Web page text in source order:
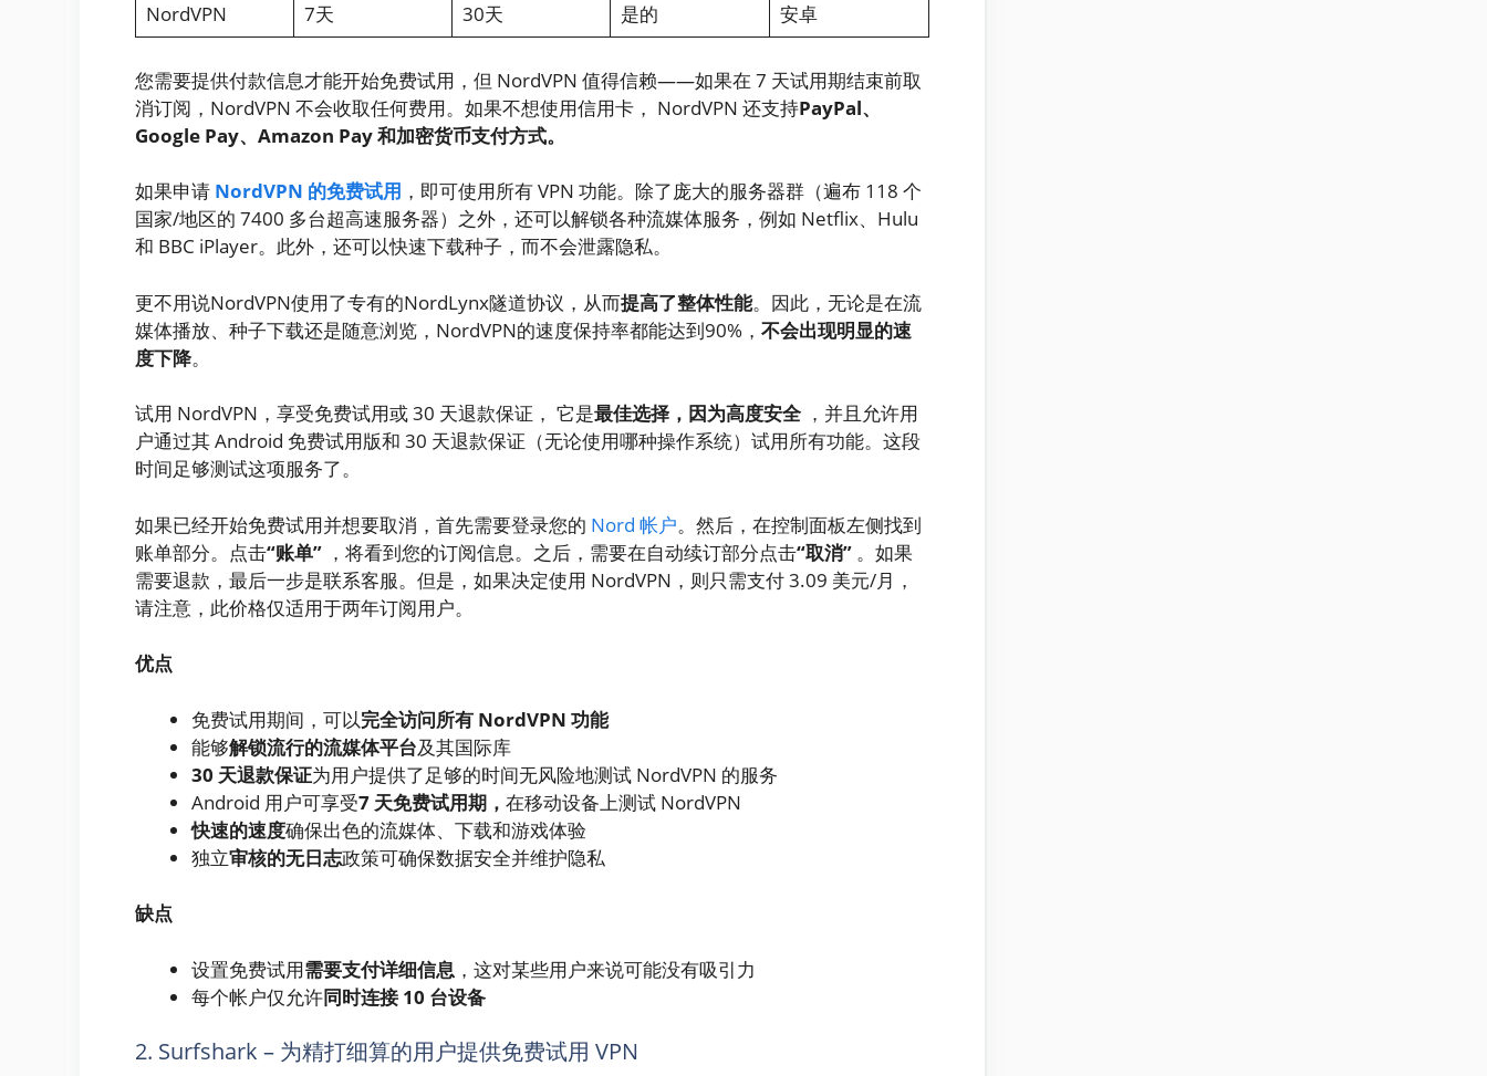
NordVPN 7天 30天 是的 安卓
您需要提供付款信息才能开始免费试用，但 NordVPN 值得信赖——如果在 7 天试用期结束前取
消订阅，NordVPN 不会收取任何费用。如果不想使用信用卡， NordVPN 还支持PayPal、
Google Pay、Amazon Pay 和加密货币支付方式。
如果申请 NordVPN 的免费试用 ，即可使用所有 VPN 功能。除了庞大的服务器群（遍布 118 个
国家/地区的 7400 多台超高速服务器）之外，还可以解锁各种流媒体服务，例如 Netflix、Hulu
和 BBC iPlayer。此外，还可以快速下载种子，而不会泄露隐私。
更不用说NordVPN使用了专有的NordLynx隧道协议，从而提高了整体性能。因此，无论是在流
媒体播放、种子下载还是随意浏览，NordVPN的速度保持率都能达到90%， 不会出现明显的速
度下降。
试用 NordVPN，享受免费试用或 30 天退款保证， 它是最佳选择，因为高度安全 ，并且允许用
户通过其 Android 免费试用版和 30 天退款保证（无论使用哪种操作系统）试用所有功能。这段
时间足够测试这项服务了。
如果已经开始免费试用并想要取消，首先需要登录您的 Nord 帐户。然后，在控制面板左侧找到
账单部分。点击“账单” ，将看到您的订阅信息。之后，需要在自动续订部分点击“取消” 。如果
需要退款，最后一步是联系客服。但是，如果决定使用 NordVPN，则只需支付 3.09 美元/月，
请注意，此价格仅适用于两年订阅用户。
优点
免费试用期间，可以完全访问所有 NordVPN 功能
能够解锁流行的流媒体平台及其国际库
30 天退款保证为用户提供了足够的时间无风险地测试 NordVPN 的服务
Android 用户可享受7 天免费试用期， 在移动设备上测试 NordVPN
快速的速度确保出色的流媒体、下载和游戏体验
独立审核的无日志政策可确保数据安全并维护隐私
缺点
设置免费试用需要支付详细信息 ，这对某些用户来说可能没有吸引力
每个帐户仅允许同时连接 10 台设备
2. Surfshark – 为精打细算的用户提供免费试用 VPN